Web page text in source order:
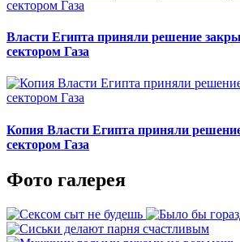
Власти Египта приняли решение
сектором Газа
Копия Власти Египта приняли
сектором Газа
Фото галерея